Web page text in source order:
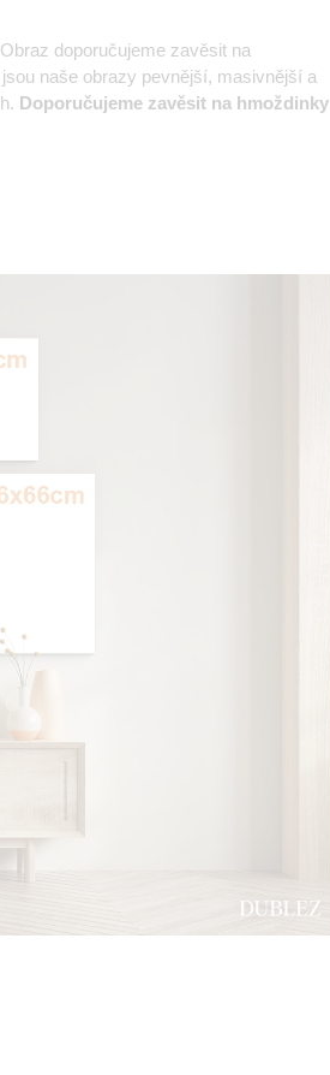
doporučujeme zavěsit na
naše obrazy pevnější, masivnější a
Doporučujeme zavěsit na hmoždinky